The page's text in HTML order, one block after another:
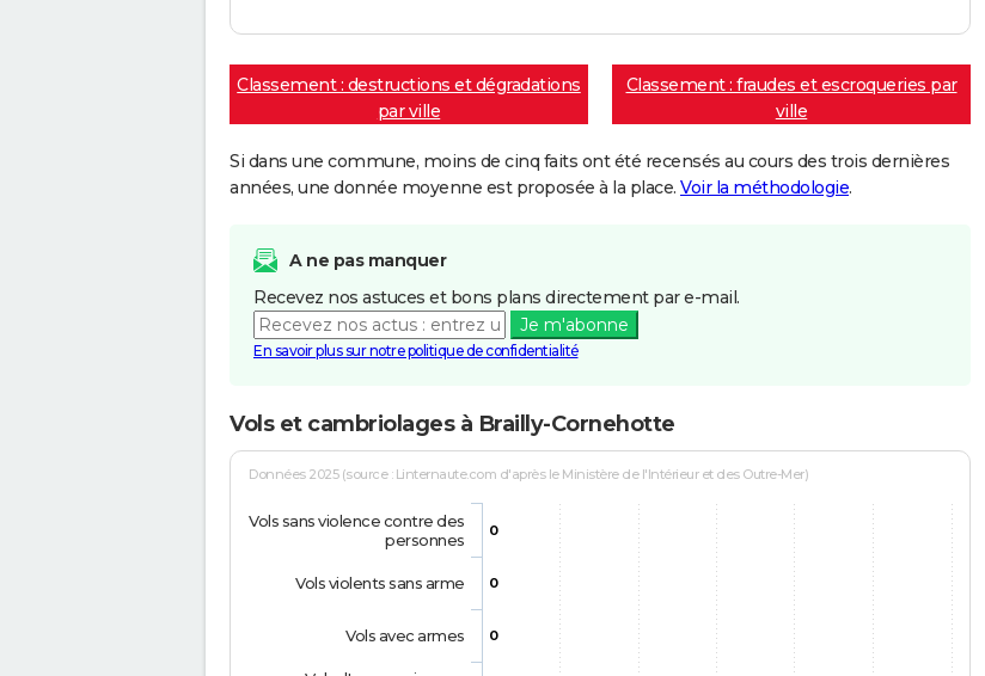
Classement : destructions et dégradations
par ville
Classement : fraudes et escroqueries par
ville
Si dans une commune, moins de cinq faits ont été recensés au cours des trois dernières
années, une donnée moyenne est proposée à la place. Voir la méthodologie.
A ne pas manquer
Recevez nos astuces et bons plans directement par e-mail.
Je m'abonne
En savoir plus sur notre politique de confidentialité
Vols et cambriolages à Brailly-Cornehotte
Données 2025 (source : Linternaute.com d'après le Ministère de l'Intérieur et des Outre-Mer)
0
0
0
Vols sans violence contre des
personnes
Vols violents sans arme
Vols avec armes